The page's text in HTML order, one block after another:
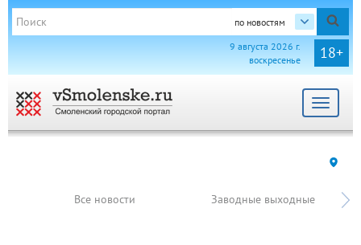
по новостям
18+
9 августа 2026 г.
воскресенье
Toggle
Все новости Заводные выходные